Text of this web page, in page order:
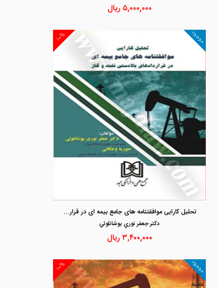
۵,۰۰۰,۰۰۰ ریال
۱۰% موجود
تحلیل کارایی موافقتنامه های جامع بیمه ای در قراردادهای بالادستی نفت و گاز
دكتر جعفر نوري يوشانلوئي
۳,۴۰۰,۰۰۰ریال
۱۰% موجود